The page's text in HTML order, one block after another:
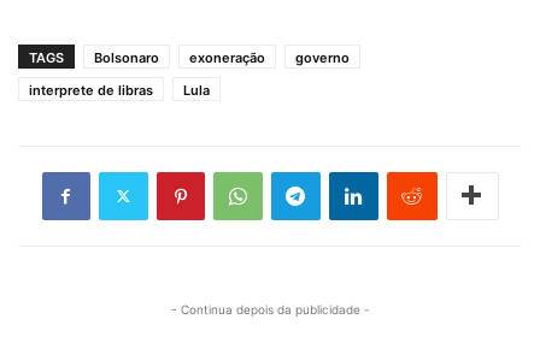
TAGS Bolsonaro exoneração
governo
interprete de libras
Lula
- Continua depois da publicidade -